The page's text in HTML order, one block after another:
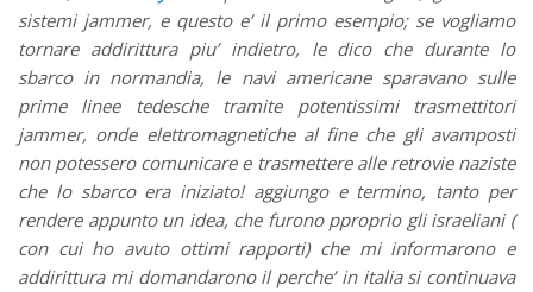
sistemi jammer, e questo e’ il primo esempio; se vogliamo
tornare addirittura piu’ indietro, le dico che durante lo
sbarco in normandia, le navi americane sparavano sulle
prime linee tedesche tramite potentissimi trasmettitori
jammer, onde elettromagnetiche al fine che gli avamposti
non potessero comunicare e trasmettere alle retrovie naziste
che lo sbarco era iniziato! aggiungo e termino, tanto per
rendere appunto un idea, che furono pproprio gli israeliani (
con cui ho avuto ottimi rapporti) che mi informarono e
addirittura mi domandarono il perche’ in italia si continuava